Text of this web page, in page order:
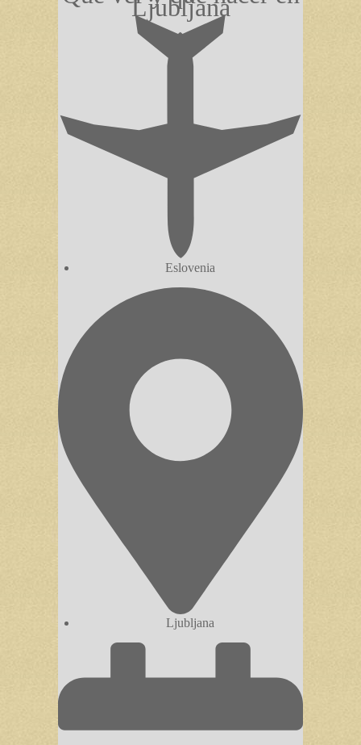
Ljubljana
Eslovenia
Ljubljana